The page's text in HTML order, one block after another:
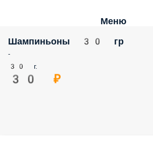
Меню
Шампиньоны 30 гр
-
30 г.
30 ₽